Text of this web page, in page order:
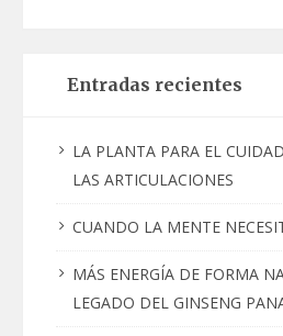
Entradas recientes
LA PLANTA PARA EL
LAS ARTICULACIONES
CUANDO LA MENTE
MÁS ENERGÍA DE FORMA
LEGADO DEL GINSENG